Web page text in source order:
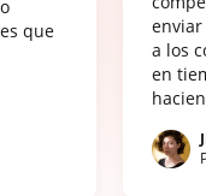
que
a los
en